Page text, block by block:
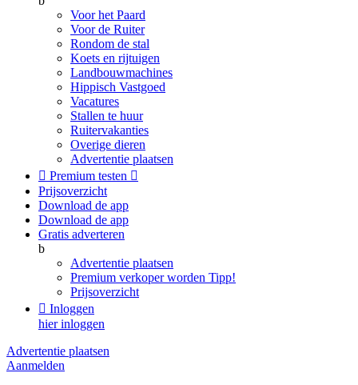
Voor het Paard
Voor de Ruiter
Rondom de stal
Koets en rijtuigen
Landbouwmachines
Hippisch Vastgoed
Vacatures
Stallen te huur
Ruitervakanties
Overige dieren
Advertentie plaatsen
 Premium testen 
Prijsoverzicht
Download de app
Download de app
Gratis adverteren
b
Advertentie plaatsen
Premium verkoper worden Tipp!
Prijsoverzicht
 Inloggen
hier inloggen
Advertentie plaatsen
Aanmelden